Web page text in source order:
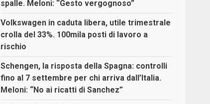
spalle. Meloni: “Gesto vergognoso”
Volkswagen in caduta libera, utile trimestrale
crolla del 33%. 100mila posti di lavoro a
rischio
Schengen, la risposta della Spagna: controlli
fino al 7 settembre per chi arriva dall’Italia.
Meloni: “No ai ricatti di Sanchez”